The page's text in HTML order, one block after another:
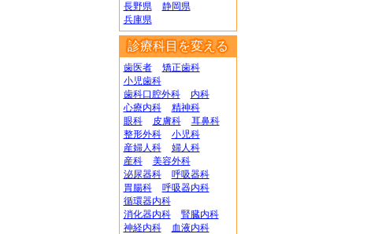
長野県
静岡県
兵庫県
診療科目を変える
歯医者
矯正歯科
小児歯科
歯科口腔外科
内科
心療内科
精神科
眼科
皮膚科
耳鼻科
整形外科
小児科
産婦人科
婦人科
産科
美容外科
泌尿器科
呼吸器科
胃腸科
呼吸器内科
循環器内科
消化器内科
腎臓内科
神経内科
血液内科